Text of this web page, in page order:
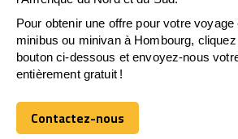
Pour obtenir une offre pour votre voyage
minibus ou minivan à Hombourg,
bouton ci-dessous et envoyez-nous
entièrement gratuit !
Contactez-nous
Contactez-nous